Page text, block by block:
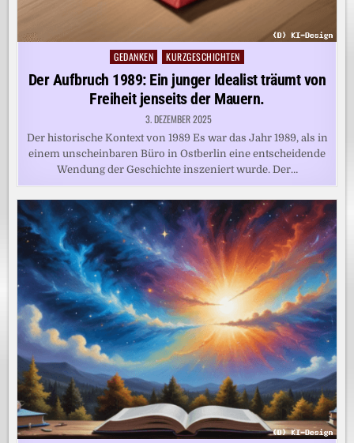
Posted
in
GEDANKEN KURZGESCHICHTEN
Der Aufbruch 1989: Ein junger Idealist träumt von
Freiheit jenseits der Mauern.
3. DEZEMBER 2025
Der historische Kontext von 1989 Es war das Jahr 1989, als in
einem unscheinbaren Büro in Ostberlin eine entscheidende
Wendung der Geschichte inszeniert wurde. Der…